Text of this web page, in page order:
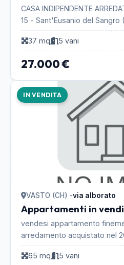
CASA INDIPENDENTE
15 - Sant'Eusanio del Sangro
SOGGIORNO / PRANZO /
PRIMO: DISIMP...
37 mq 5 vani
27.000 €
IN VENDITA
VASTO (CH) -via alborato
Appartamenti in
vendesi appartamento
arredamento acquistato nel
costruzione. ...
65 mq
5 vani